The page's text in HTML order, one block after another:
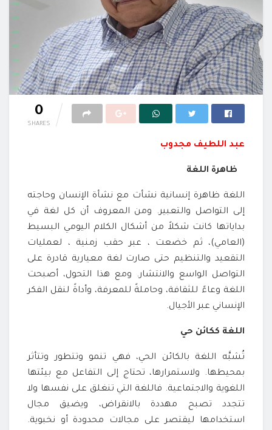
0
SHARES
عبد اللطيف مجدوب
ظاهرة اللغة
اللغة ظاهرة إنسانية نشأت مع نشأة الإنسان وحاجته
إلى التواصل والتعبير. ومن المعروف أن كل لغة في
بداياتها كانت شكلاً من أشكال الكلام اليومي البسيط
(العامي)، ثم خضعت ، عبر حقب زمنية ، لعمليات
التقعيد والتنظيم حتى صارت لغة معيارية قادرة على
التواصل الواسع والانتشار. ومع هذا التحول، أصبحت
اللغة وعاءً للثقافة، وحاملةً للمعرفة، وأداةً لنقل الفكر
الإنساني عبر الأجيال.
اللغة ككائن حي
تُشبَّه اللغة بالكائن الحي، فهي تنمو وتتطور وتتأثر
بمحيطها. ولاستمرارها، تحتاج إلى التفاعل مع بيئتها
اللغوية والاجتماعية. فاللغة التي تنغلق على نفسها ولا
تتجدد تصبح مهددة بالانقراض، ويضيق مجال
استخدامها ليقتصر على مجالات محدودة أو نخبوية.